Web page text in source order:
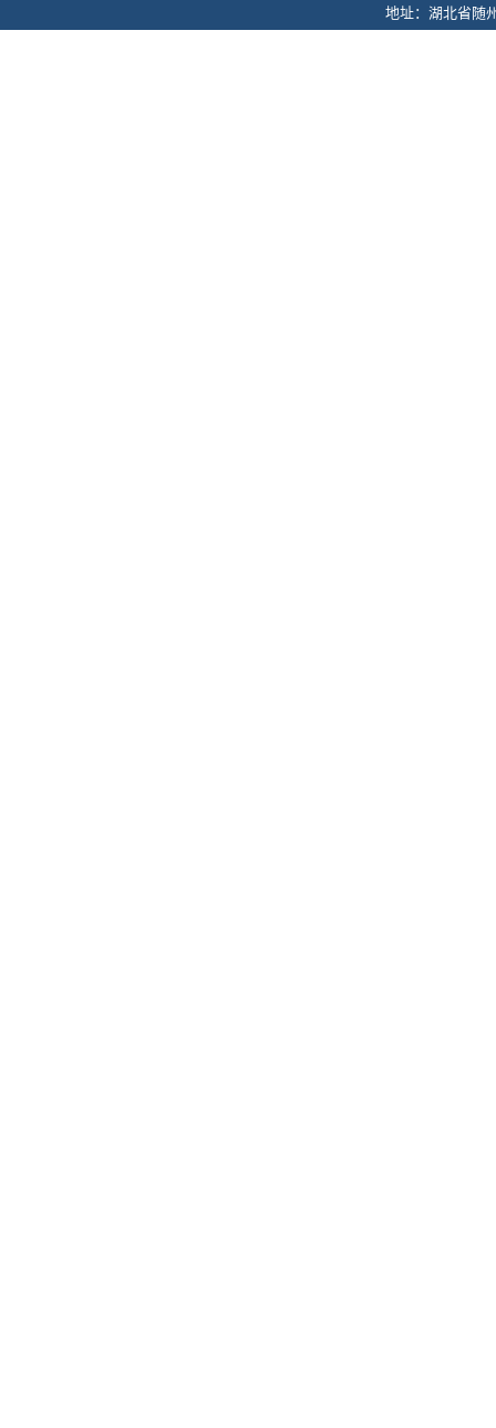
地址：湖北省随